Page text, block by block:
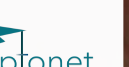
Entrar a